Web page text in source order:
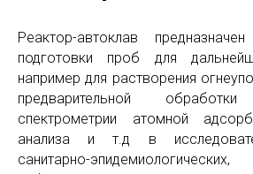
Реактор-автоклав
подготовки проб для
например для растворения
предварительной
спектрометрии атомной
анализа и т.д в
санитарно-